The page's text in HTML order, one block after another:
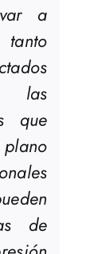
a
tanto
que
de